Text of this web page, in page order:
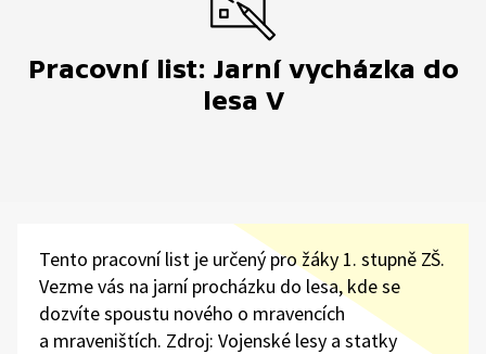
Pracovní list: Jarní vycházka do
lesa V
Tento pracovní list je určený pro žáky 1. stupně ZŠ.
Vezme vás na jarní procházku do lesa, kde se
dozvíte spoustu nového o mravencích
a mraveništích. Zdroj: Vojenské lesy a statky